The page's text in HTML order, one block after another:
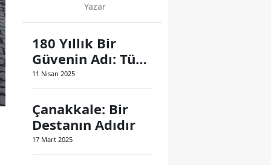
Yazar
180 Yıllık Bir
Güvenin Adı: Türk
Polis Teşkilatı
11 Nisan 2025
Çanakkale: Bir
Destanın Adıdır
17 Mart 2025